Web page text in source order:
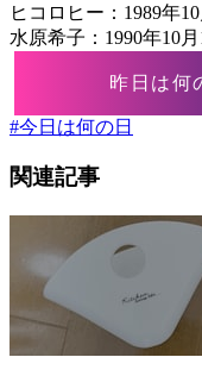
ヒコロヒー：1989年10
水原希子：1990年10月
昨日は何
#今日は何の日
関連記事